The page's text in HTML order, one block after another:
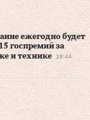
ежегодно будет
госпремий за
и технике
18:44